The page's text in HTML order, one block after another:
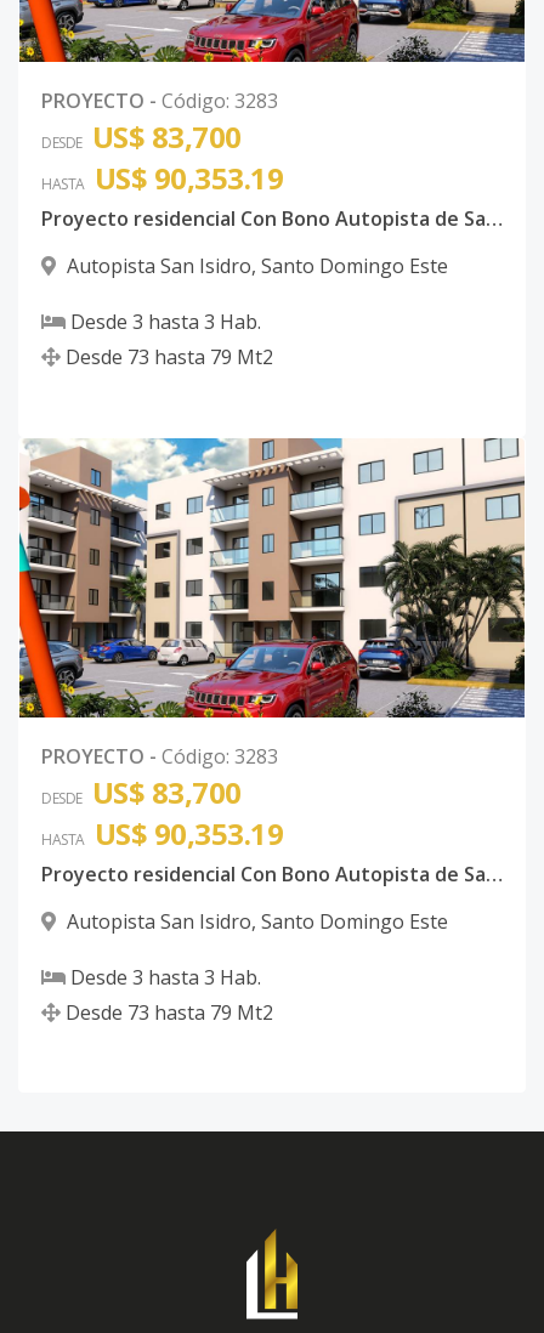
PROYECTO - Código: 3283
DESDE US$ 83,700
HASTA US$ 90,353.19
Proyecto residencial Con Bono Autopista de San Isidro
Autopista San Isidro, Santo Domingo Este
Desde 3 hasta 3 Hab.
Desde 73 hasta 79 Mt2
PROYECTO - Código: 3283
DESDE US$ 83,700
HASTA US$ 90,353.19
Proyecto residencial Con Bono Autopista de San Isidro
Autopista San Isidro, Santo Domingo Este
Desde 3 hasta 3 Hab.
Desde 73 hasta 79 Mt2